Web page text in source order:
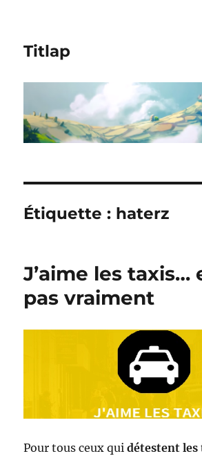
Titlap
Étiquette : haterz
J’aime les taxis…
pas vraiment
Pour tous ceux quidétestent les